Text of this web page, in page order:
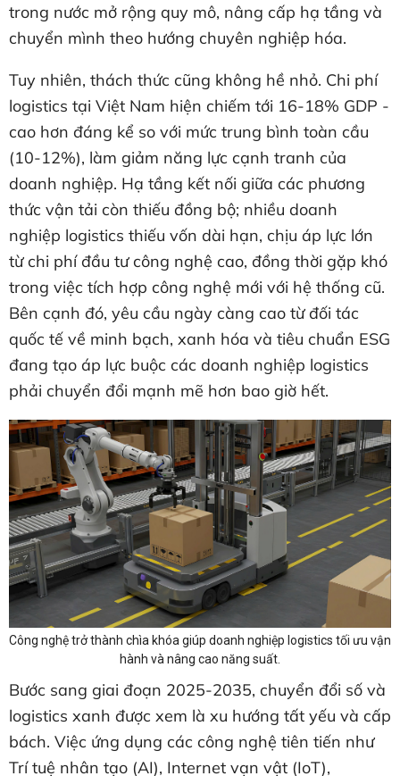
trong nước mở rộng quy mô, nâng cấp hạ tầng và
chuyển mình theo hướng chuyên nghiệp hóa.
Tuy nhiên, thách thức cũng không hề nhỏ. Chi phí
logistics tại Việt Nam hiện chiếm tới 16-18% GDP -
cao hơn đáng kể so với mức trung bình toàn cầu
(10-12%), làm giảm năng lực cạnh tranh của
doanh nghiệp. Hạ tầng kết nối giữa các phương
thức vận tải còn thiếu đồng bộ; nhiều doanh
nghiệp logistics thiếu vốn dài hạn, chịu áp lực lớn
từ chi phí đầu tư công nghệ cao, đồng thời gặp khó
trong việc tích hợp công nghệ mới với hệ thống cũ.
Bên cạnh đó, yêu cầu ngày càng cao từ đối tác
quốc tế về minh bạch, xanh hóa và tiêu chuẩn ESG
đang tạo áp lực buộc các doanh nghiệp logistics
phải chuyển đổi mạnh mẽ hơn bao giờ hết.
Công nghệ trở thành chìa khóa giúp doanh nghiệp logistics tối ưu vận
hành và nâng cao năng suất.
Bước sang giai đoạn 2025-2035, chuyển đổi số và
logistics xanh được xem là xu hướng tất yếu và cấp
bách. Việc ứng dụng các công nghệ tiên tiến như
Trí tuệ nhân tạo (AI), Internet vạn vật (IoT),